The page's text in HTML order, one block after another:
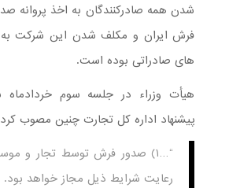
شدن همه صادرکنندگان به اخذ پروانه
فرش ایران و مکلف شدن این شرکت
های صادراتی بوده است.
پیشنهاد اداره کل تجارت چنین مصوب
“…۱) صدور فرش توسط تجار و
رعایت شرایط ذیل مجاز خواهد بود.